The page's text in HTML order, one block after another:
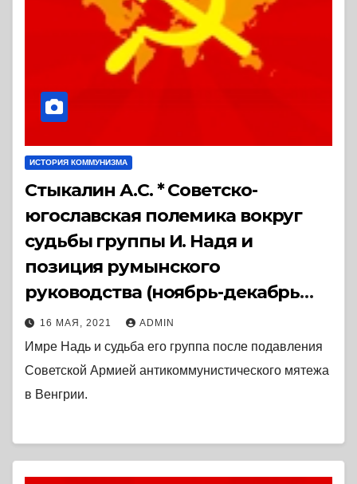
ИСТОРИЯ КОММУНИЗМА
Стыкалин А.С. * Советско-
югославская полемика вокруг
судьбы группы И. Надя и
позиция румынского
руководства (ноябрь-декабрь
1956 года) (2000) * Статья
16 МАЯ, 2021 ADMIN
Имре Надь и судьба его группа после подавления
Советской Армией антикоммунистического мятежа
в Венгрии.